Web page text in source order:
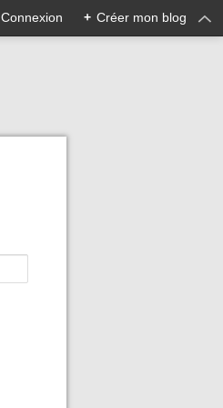
Connexion + Créer mon blog